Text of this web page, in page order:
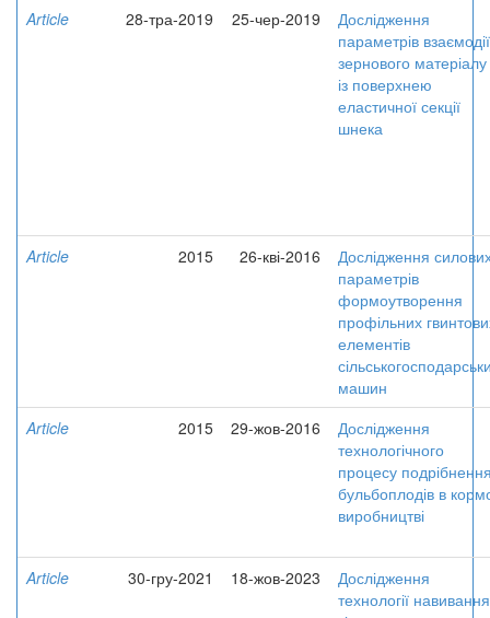
Article 28-тра-2019 25-чер-2019
Дослідження
параметрів взаємодії
зернового матеріалу
із поверхнею
еластичної секції
шнека
Article 2015 26-кві-2016
Дослідження
параметрів
формоутворення
профільних
елементів
машин
Article
2015 29-жов-2016
Дослідження
технологічного
процесу
бульбоплодів в
виробництві
Article 30-гру-2021 18-жов-2023
Дослідження
технології навивання